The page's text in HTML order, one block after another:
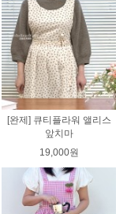
[완제] 큐티플라워 앨리스
앞치마
19,000원